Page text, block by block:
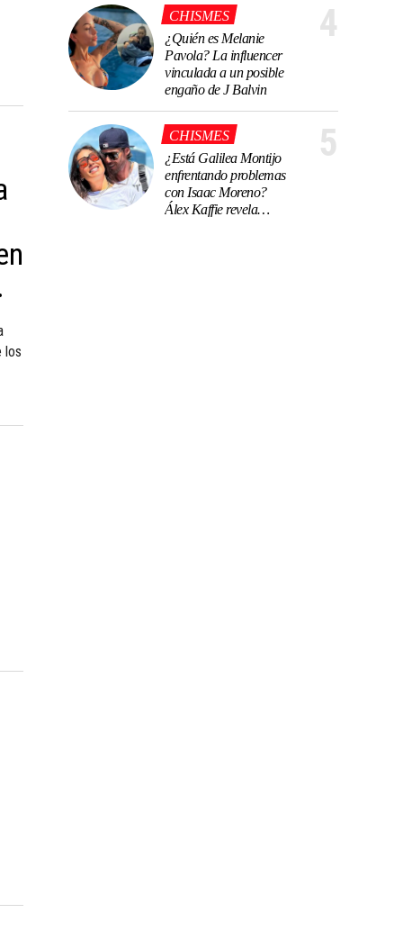
los
CHISMES
¿Quién es Melanie
Pavola? La influencer
vinculada a un posible
engaño de J Balvin
4
CHISMES
¿Está Galilea Montijo
enfrentando problemas
con Isaac Moreno?
Álex Kaffie revela
5